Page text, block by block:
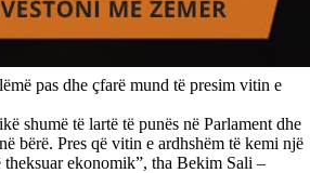
pas dhe çfarë mund të presim vitin e
shumë të lartë të punës në Parlament dhe
bërë. Pres që vitin e ardhshëm të kemi një
ekonomik”, tha Bekim Sali –